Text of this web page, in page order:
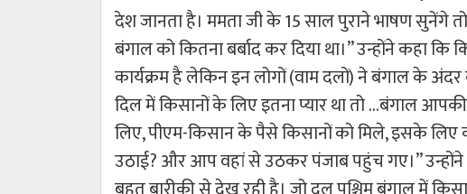
देश जानता है। ममता जी के 15 साल पुराने भाषण सुनेंगे
बंगाल को कितना बर्बाद कर दिया था।’’ उन्होंने कहा
कार्यक्रम है लेकिन इन लोगों (वाम दलों) ने बंगाल के
दिल में किसानों के लिए इतना प्यार था तो …बंगाल
लिए, पीएम-किसान के पैसे किसानों को मिले, इसके
उठाई? और आप वहां से उठकर पंजाब पहुंच गए।’’ उन्होंने